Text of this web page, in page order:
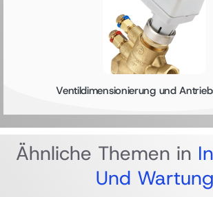
Ventildimensionierung und
Ähnliche Themen in
Und Wartung